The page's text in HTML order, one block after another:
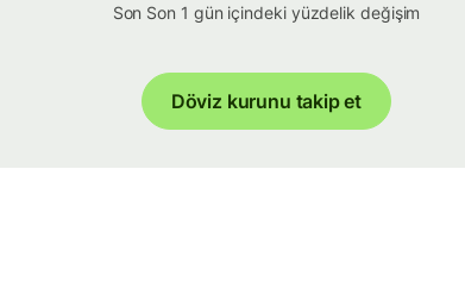
Son Son 1 gün içindeki yüzdelik değişim
Döviz kurunu takip et